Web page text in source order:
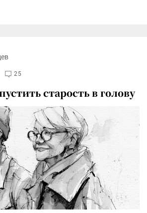
25
старость в голову